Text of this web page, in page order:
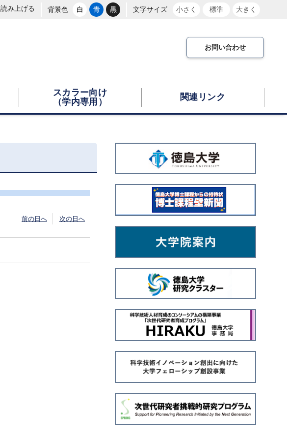
読み上げる 背景色 白 青 黒 文字サイズ 小さく 標準 大きく
お問い合わせ
スカラー向け
（学内専用）
関連リンク
前の日へ 次の日へ
バ